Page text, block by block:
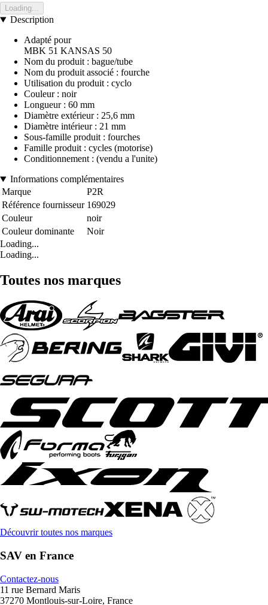
Loading...
Description
Adapté pour
MBK 51 KANSAS 50
Nom du produit : bague/tube
Nom du produit associé : fourche
Utilisation du produit : cyclo
Couleur : noir
Longueur : 60 mm
Diamètre extérieur : 25,6 mm
Diamètre intérieur : 21 mm
Sous-famille produit : fourches
Famille produit : cycles (motorise)
Conditionnement : (vendu a l'unite)
Informations complémentaires
Marque
P2R
Référence fournisseur 169029
Couleur
noir
Couleur dominante
Noir
Loading...
Loading...
Toutes nos marques
Découvrir toutes nos marques
SAV en France
Contactez-nous
11 rue Bernard Maris
37270 Montlouis-sur-Loire, France